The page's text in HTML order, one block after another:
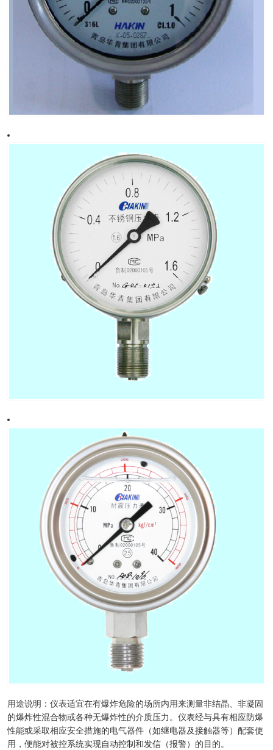
用途说明：仪表适宜在有爆炸危险的场所内用来测量非结晶、非凝固
的爆炸性混合物或各种无爆炸性的介质压力。仪表经与具有相应防爆
性能或采取相应安全措施的电气器件（如继电器及接触器等）配套使
用，便能对被控系统实现自动控制和发信（报警）的目的。